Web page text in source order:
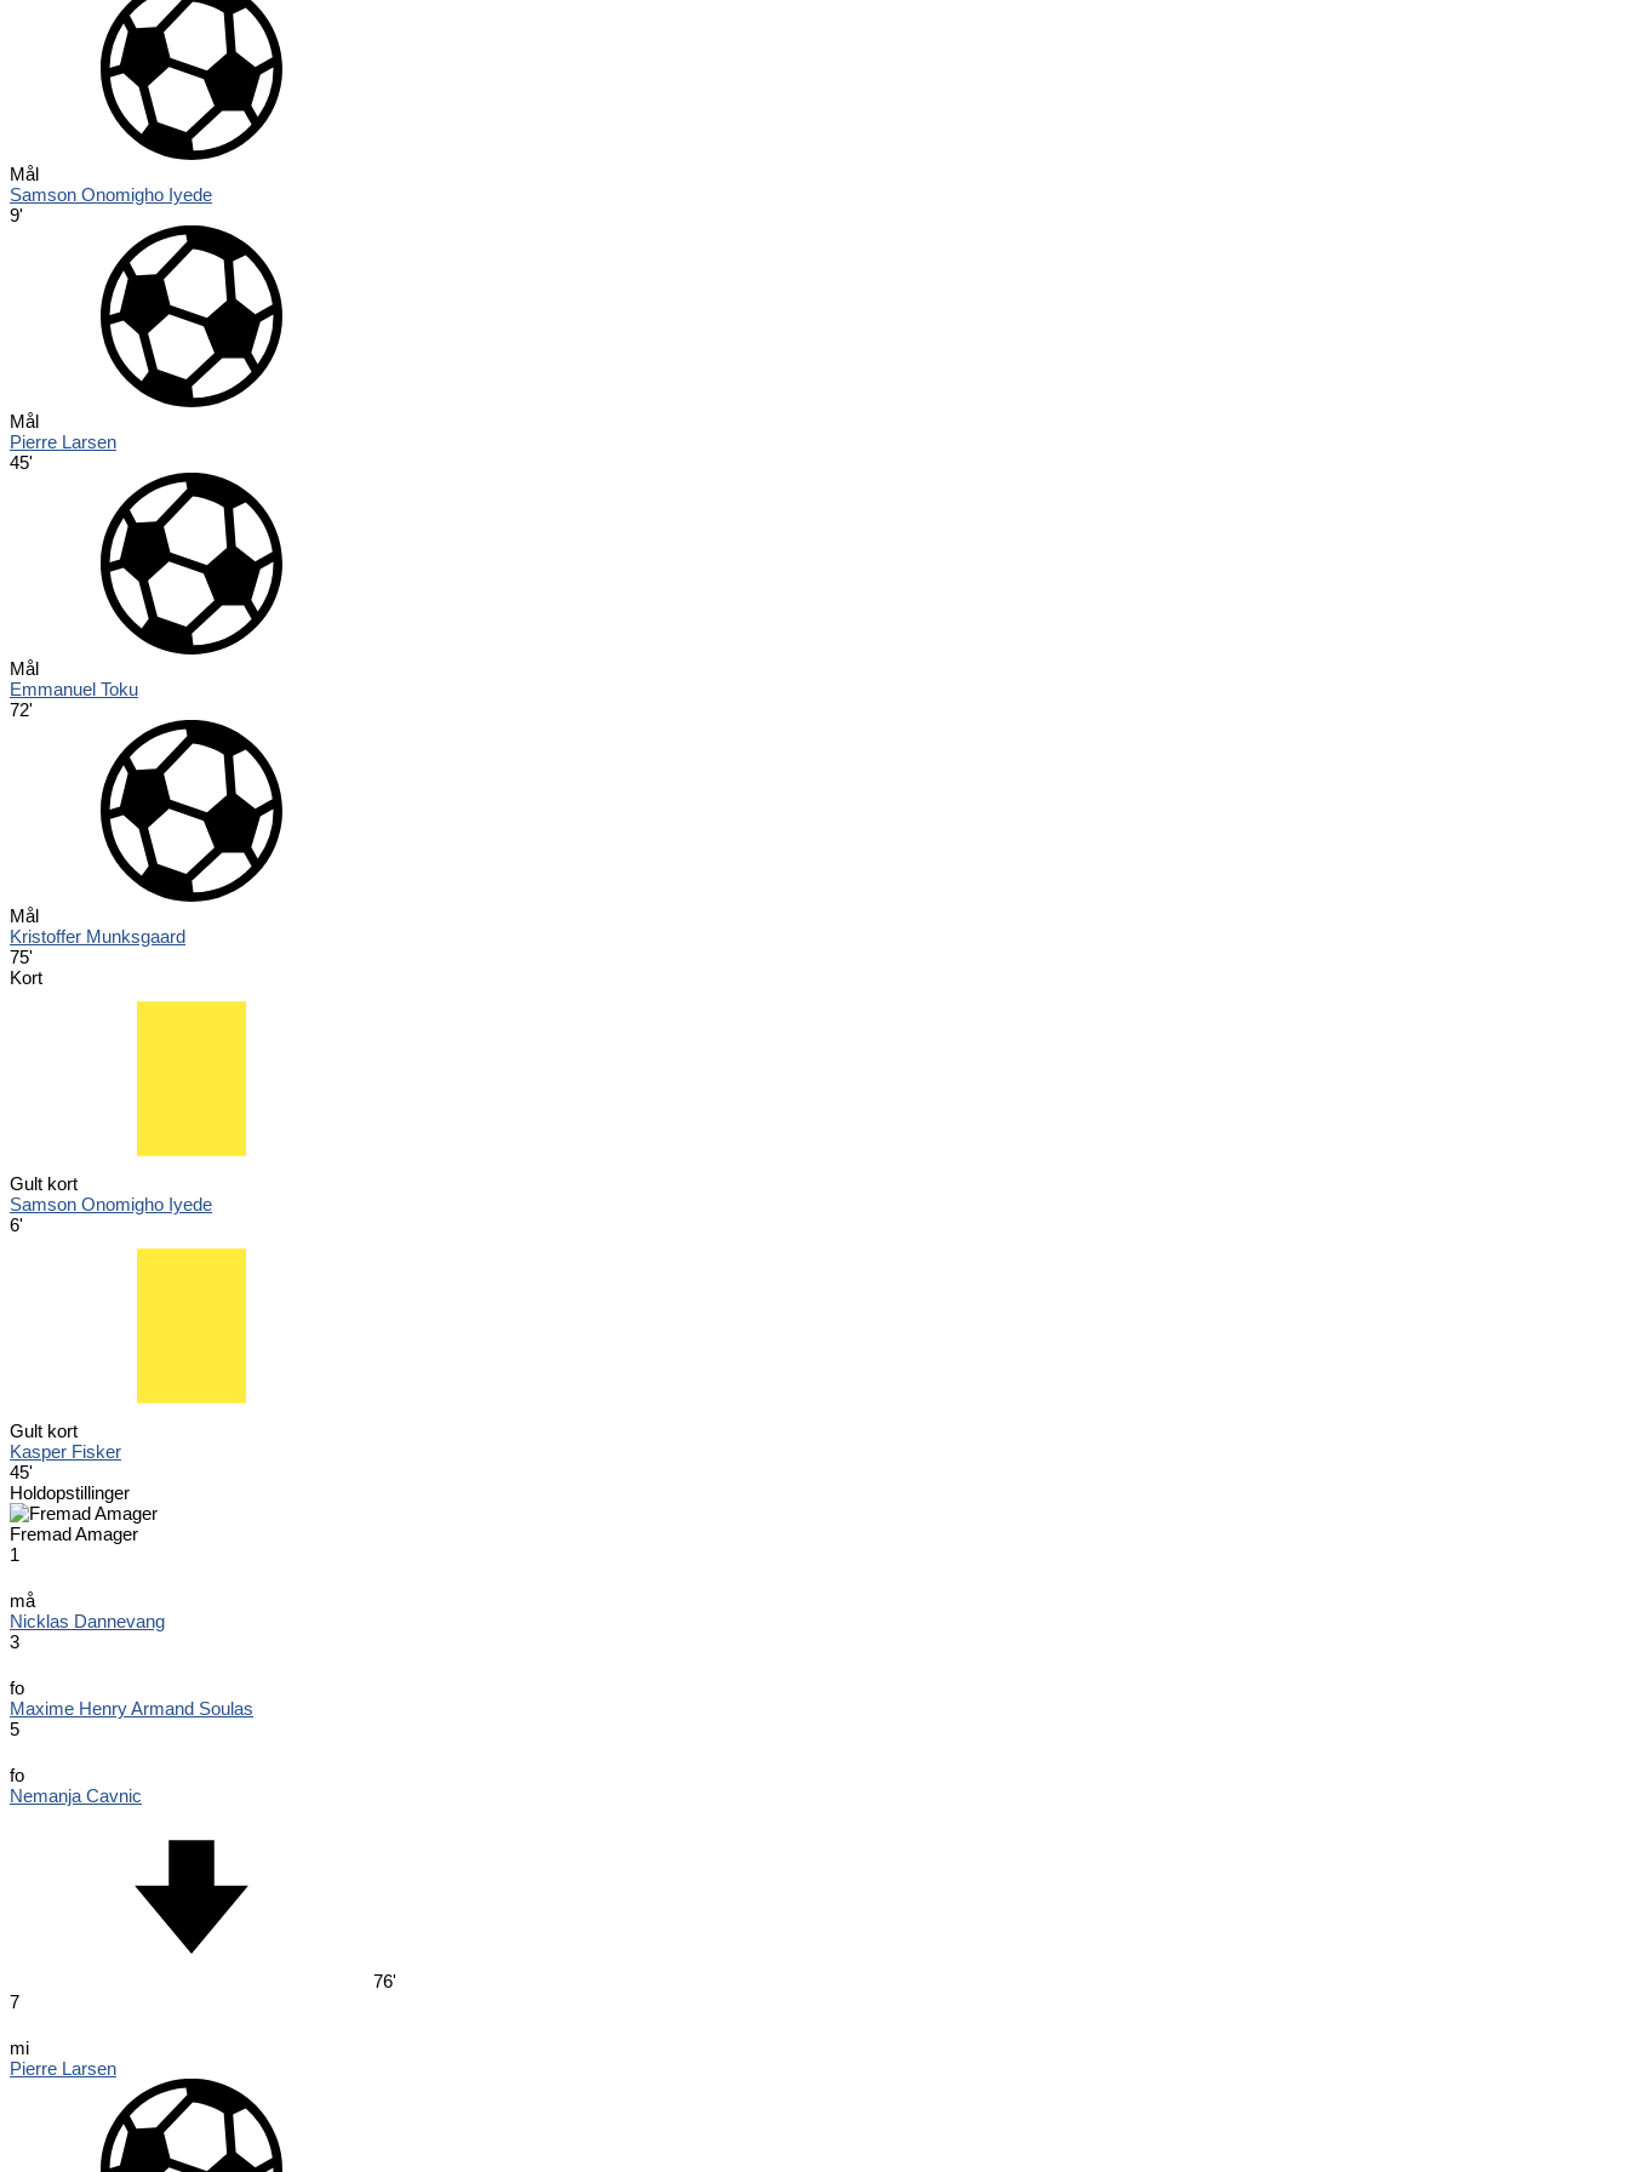
Mål
Samson Onomigho Iyede
9'
Mål
Pierre Larsen
45'
Mål
Emmanuel Toku
72'
Mål
Kristoffer Munksgaard
75'
Kort
Gult kort
Samson Onomigho Iyede
6'
Gult kort
Kasper Fisker
45'
Holdopstillinger
Fremad Amager
1
må
Nicklas Dannevang
3
fo
Maxime Henry Armand Soulas
5
fo
Nemanja Cavnic
76'
7
mi
Pierre Larsen